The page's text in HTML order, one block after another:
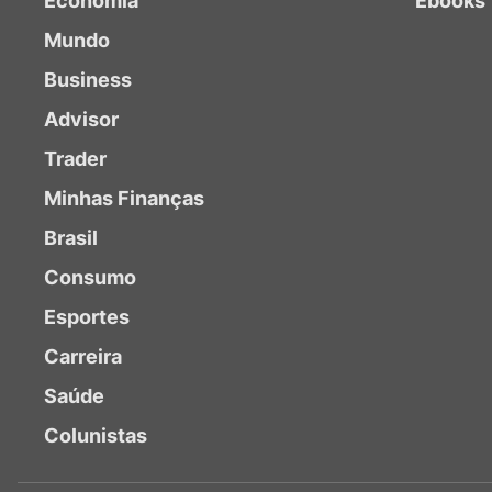
Mundo
Business
Advisor
Trader
Minhas Finanças
Brasil
Consumo
Esportes
Carreira
Saúde
Colunistas